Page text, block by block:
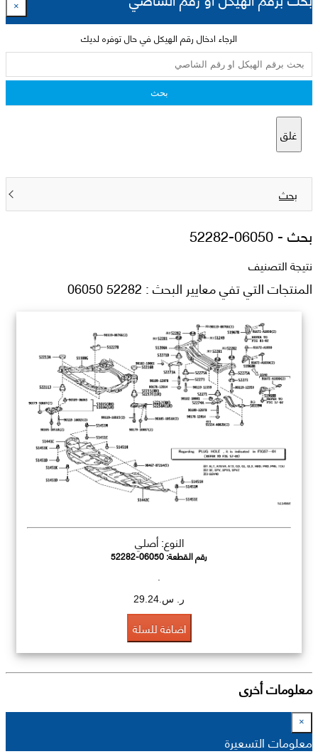
×
الرجاء ادخال رقم الهيكل في حال توفره لديك
بحث
غلق
بحث
بحث -52282-06050
نتيجة التصنيف
المنتجات التي تفي معايير البحث : 52282 06050
النوع: أصلي
رقم القطعة:52282-06050
ر. س.29.24
اضافة للسلة
معلومات أخرى
×
معلومات التسعيرة